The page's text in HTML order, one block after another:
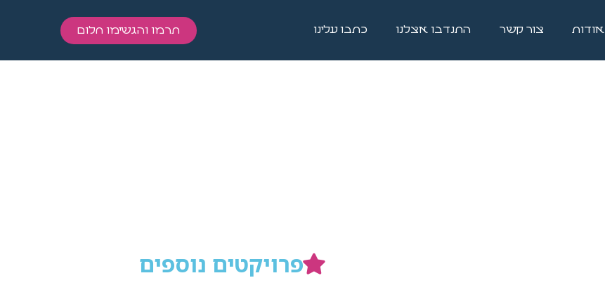
אודות צור קשר התנדבו אצלנו כתבו עלינו תרמו והגשימו חלום
פרויקטים נוספים